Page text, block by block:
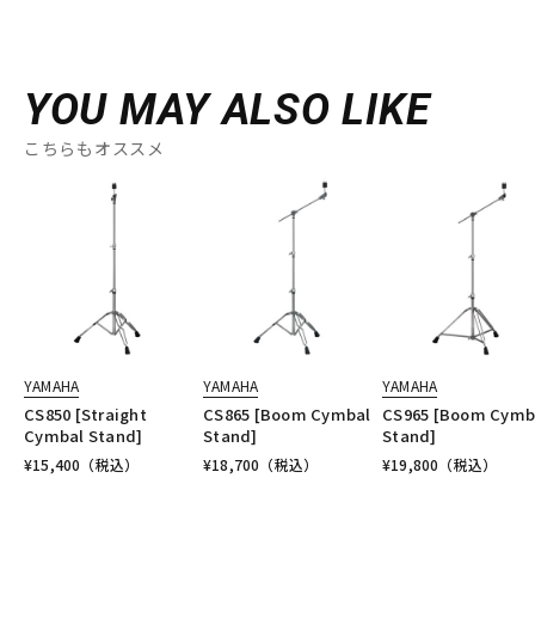
YOU MAY ALSO LIKE
こちらもオススメ
YAMAHA
CS850 [Straight
Cymbal Stand]
¥15,400 （税込）
YAMAHA
CS865 [Boom Cymbal
Stand]
¥18,700 （税込）
YAMAHA
CS965 [Boom
Stand]
¥19,800 （税込）